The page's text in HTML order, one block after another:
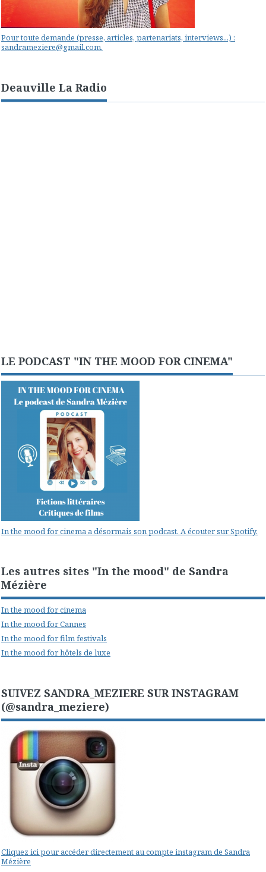
Pour toute demande (presse, articles, partenariats, interviews...) :
sandrameziere@gmail.com.
Deauville La Radio
LE PODCAST "IN THE MOOD FOR CINEMA"
In the mood for cinema a désormais son podcast. A écouter sur Spotify.
Les autres sites "In the mood" de Sandra
Mézière
In the mood for cinema
In the mood for Cannes
In the mood for film festivals
In the mood for hôtels de luxe
SUIVEZ SANDRA_MEZIERE SUR INSTAGRAM
(@sandra_meziere)
Cliquez ici pour accéder directement au compte instagram de Sandra
Mézière